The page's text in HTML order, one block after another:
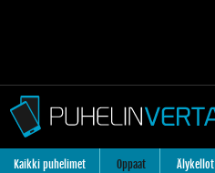
Kaikki puhelimet Oppaat Älykellot